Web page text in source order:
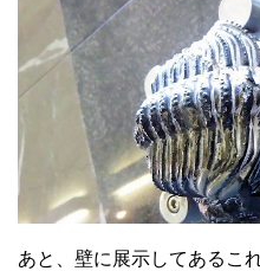
あと、壁に展示してあるこ